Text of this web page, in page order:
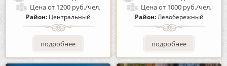
Ценаот 1200 руб./чел.
Район: Центральный
подробнее
Ценаот 1000 руб./чел.
Район:Левобережный
подробнее